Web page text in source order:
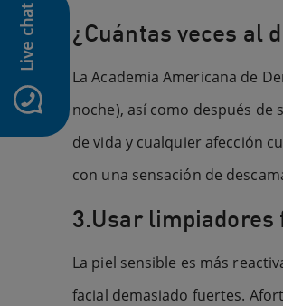
Live chat
icon-whatsapp
¿Cuántas veces al
La Academia Americana de
noche), así como después de
de vida y cualquier afección
con una sensación de
3.Usar limpiadores
La piel sensible es más
facial demasiado fuertes.